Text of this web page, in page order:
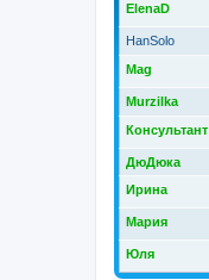
ElenaD
HanSolo
Mag
Murzilka
Консультант
ДюДюка
Ирина
Мария
Юля